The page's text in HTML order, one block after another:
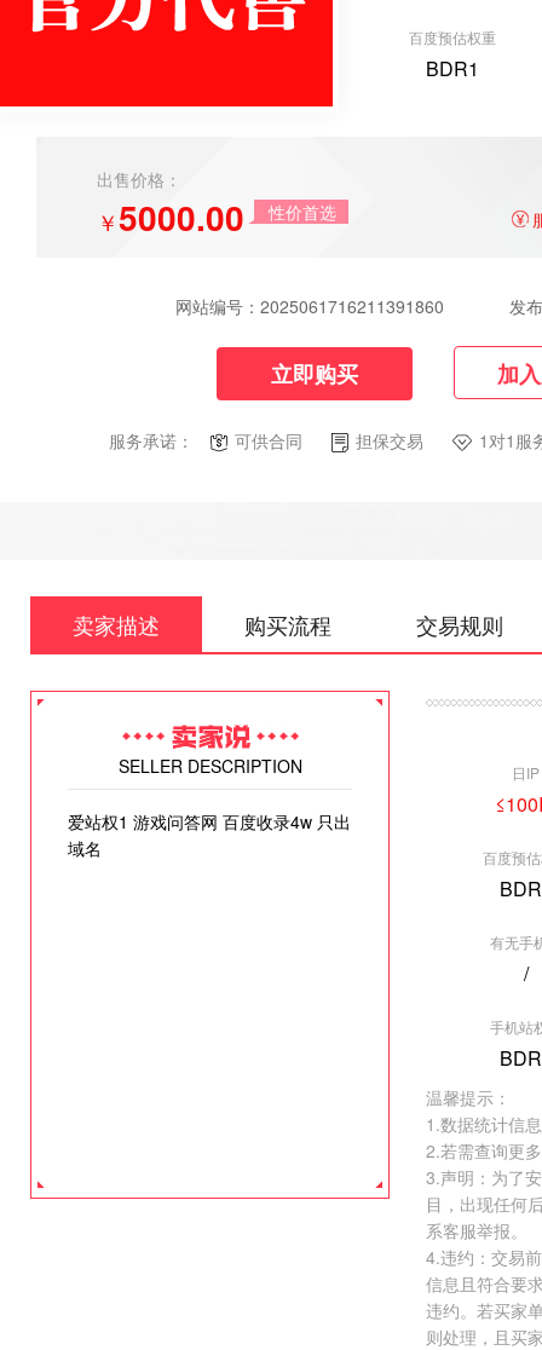
百度预估权重
BDR1
出售价格：
￥5000.00 性价首选
网站编号： 2025061716211391860 发
立即购买 加
服务承诺： 可供合同 担保交易 1对1服
卖家描述 购买流程 交易规则
SELLER DESCRIPTION
爱站权1 游戏问答网 百度收录4w 只出
域名
日IP
百度预
有无手
/
手机站
温馨提示：
1.数据统计信
2.若需查询更
3.声明：为了
目，出现任何
系客服举报。
4.违约：交易
信息且符合要
违约。若买家
则处理，且买
权重:BDR0
去看看 >